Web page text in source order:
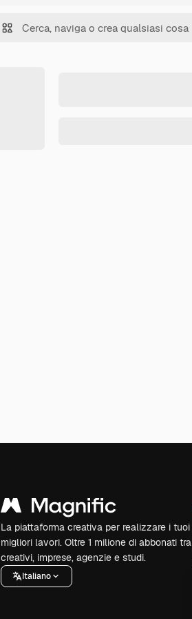
La piattaforma creativa per realizzare i tuoi
migliori lavori. Oltre 1 milione di abbonati tra
creativi, imprese, agenzie e studi.
Italiano